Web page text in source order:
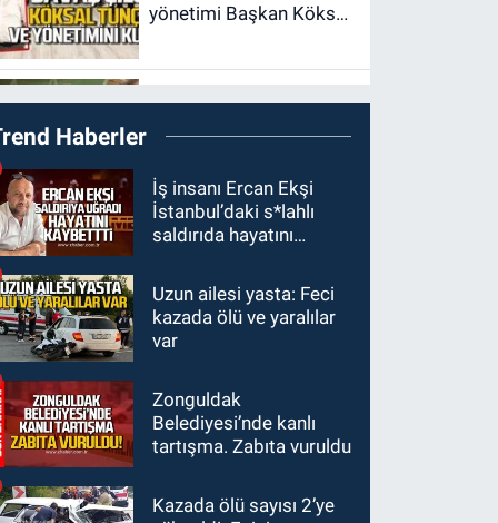
yönetimi Başkan Köksal
Milli Eğitim
Bakanlığı'ndan kötü
haber
GÜNDEM
19:34Zonguldakspor
Bolu'da 3 hazırlık maçı
rakipler...
19:27Çaycuma
Haberler
İş insanı Ercan Ekşi
İstanbul’daki s*lahlı
saldırıda hayatını
Uzun ailesi yasta: Feci
kazada ölü ve yaralılar
var
Zonguldak
Belediyesi’nde kanlı
tartışma. Zabıta vuruldu
Kazada ölü sayısı 2’ye